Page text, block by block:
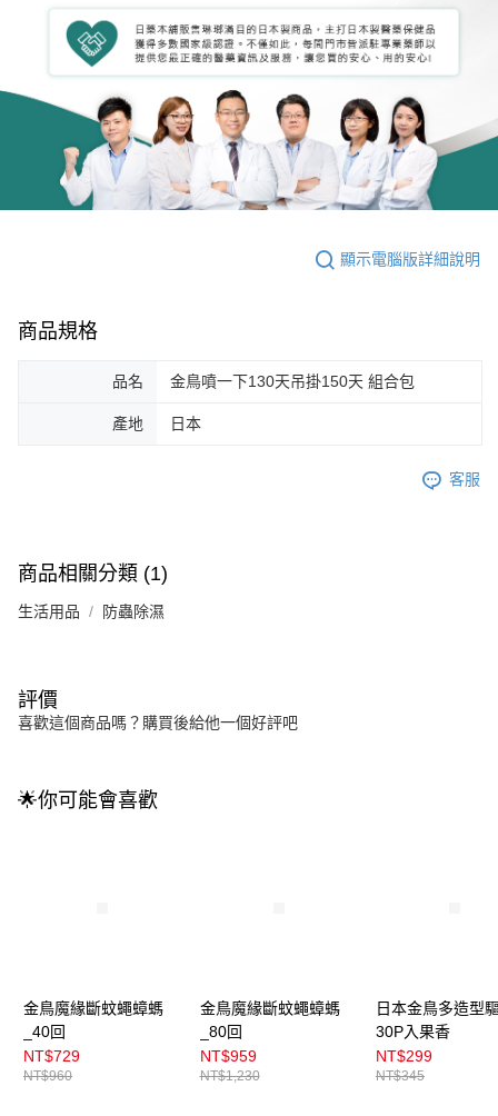
顯示電腦版詳細說明
商品規格
品名 金鳥噴一下130天吊掛150天 組合包
產地 日本
客服
商品相關分類 (1)
生活用品 防蟲除濕
評價
喜歡這個商品嗎？購買後給他一個好評吧
🌟你可能會喜歡
金鳥魔緣斷蚊蠅蟑螞
_40回
NT$729
NT$960
金鳥魔緣斷蚊蠅蟑螞
_80回
NT$959
NT$1,230
日本金鳥多造型
30P入果香
NT$299
NT$345